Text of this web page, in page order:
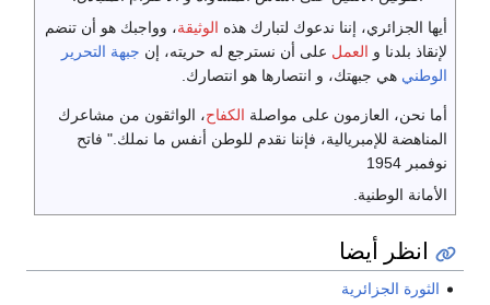
أيها الجزائري، إننا ندعوك لتبارك هذه الوثيقة، وواجبك هو أن تنضم
لإنقاذ بلدنا و العمل على أن نسترجع له حريته، إن جبهة التحرير
الوطني هي جبهتك، و انتصارها هو انتصارك.
أما نحن، العازمون على مواصلة الكفاح، الواثقون من مشاعرك
المناهضة للإمبريالية، فإننا نقدم للوطن أنفس ما نملك." فاتح
نوفمبر 1954
الأمانة الوطنية.
انظر أيضا
الثورة الجزائرية